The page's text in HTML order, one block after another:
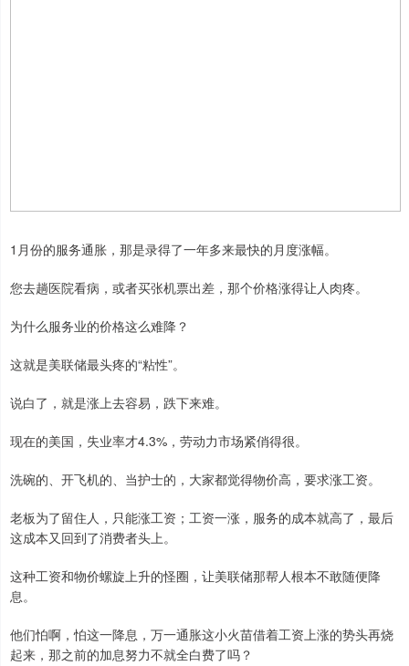
1月份的服务通胀，那是录得了一年多来最快的月度涨幅。
您去趟医院看病，或者买张机票出差，那个价格涨得让人肉疼。
为什么服务业的价格这么难降？
这就是美联储最头疼的“粘性”。
说白了，就是涨上去容易，跌下来难。
现在的美国，失业率才4.3%，劳动力市场紧俏得很。
洗碗的、开飞机的、当护士的，大家都觉得物价高，要求涨工资。
老板为了留住人，只能涨工资；工资一涨，服务的成本就高了，最后
这成本又回到了消费者头上。
这种工资和物价螺旋上升的怪圈，让美联储那帮人根本不敢随便降
息。
他们怕啊，怕这一降息，万一通胀这小火苗借着工资上涨的势头再烧
起来，那之前的加息努力不就全白费了吗？